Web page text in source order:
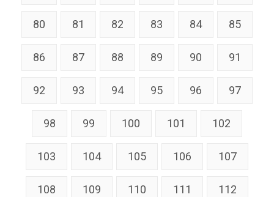
80 81 82 83 84 85
86 87 88 89 90 91
92 93 94 95 96 97
98 99 100 101 102
103 104 105 106 107
108 109 110 111 112